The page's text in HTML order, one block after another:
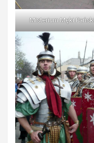
Misterium Męki